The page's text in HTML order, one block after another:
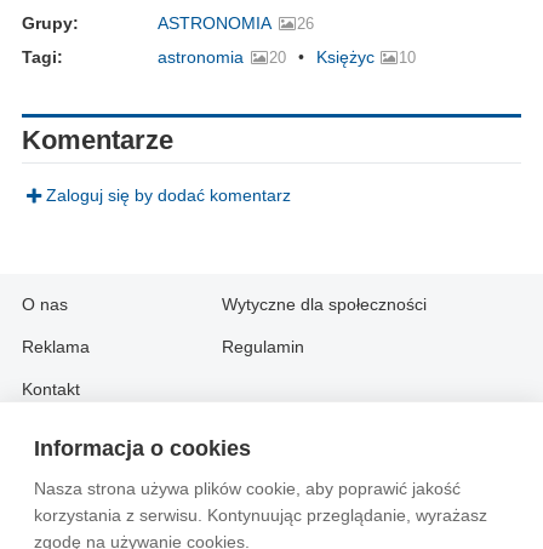
Informacja o cookies
Nasza strona używa plików cookie, aby poprawić jakość
korzystania z serwisu. Kontynuując przeglądanie, wyrażasz
zgodę na używanie cookies.
Grupy: ASTRONOMIA 26
Tagi: astronomia 20 Księżyc 10
Komentarze
Zaloguj się by dodać komentarz
O nas
Reklama
Kontakt
Wytyczne dla społeczności
Regulamin
Information in English:
About
Advertise
Contact